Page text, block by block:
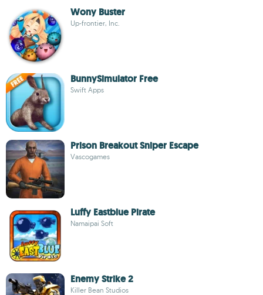
Wony Buster
Up-frontier, Inc.
BunnySimulator Free
Swift Apps
Prison Breakout Sniper Escape
Vascogames
Luffy Eastblue Pirate
Namaipai Soft
Enemy Strike 2
Killer Bean Studios